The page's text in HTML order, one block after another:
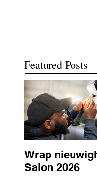
Featured Posts
Wrap
Salon 2026